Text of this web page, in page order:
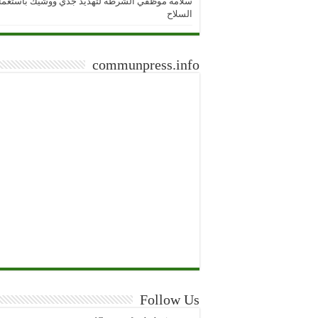
السلاح
communpress.info
Follow Us